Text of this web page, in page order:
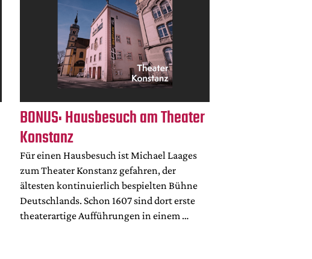
BONUS: Hausbesuch am Theater
Konstanz
Für einen Hausbesuch ist Michael Laages
zum Theater Konstanz gefahren, der
ältesten kontinuierlich bespielten Bühne
Deutschlands. Schon 1607 sind dort erste
theaterartige Aufführungen in einem …